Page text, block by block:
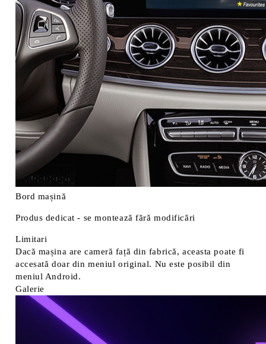
Bord mașină
Produs dedicat - se montează fără modificări
Limitari
Dacă mașina are cameră față din fabrică, aceasta poate fi
accesată doar din meniul original. Nu este posibil din
meniul Android.
Galerie